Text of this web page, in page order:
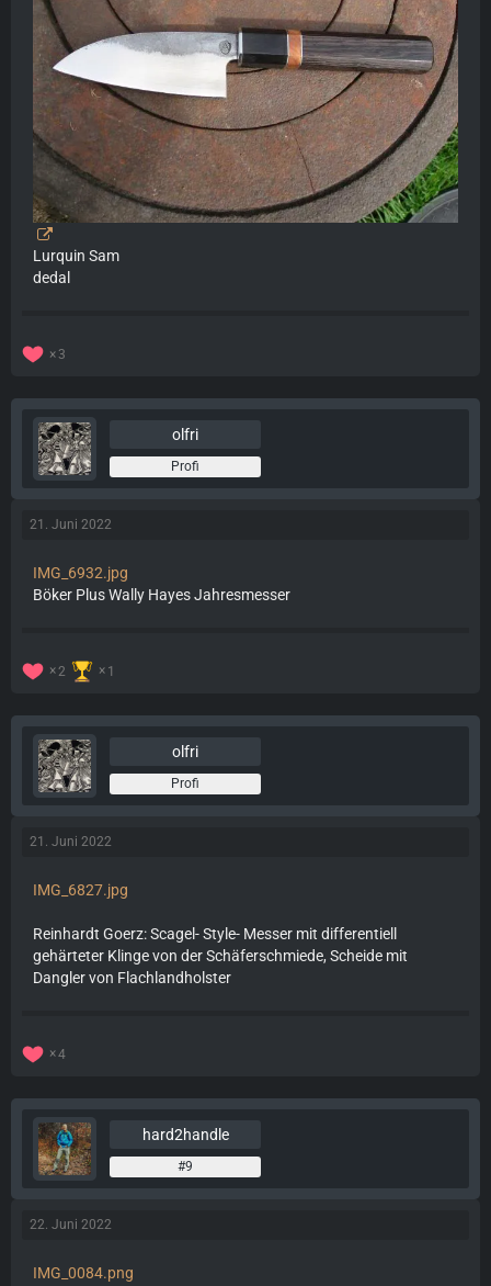
Lurquin Sam
dedal
3
olfri
Profi
21. Juni 2022
IMG_6932.jpg
Böker Plus Wally Hayes Jahresmesser
2 1
olfri
Profi
21. Juni 2022
IMG_6827.jpg
Reinhardt Goerz: Scagel- Style- Messer mit differentiell
gehärteter Klinge von der Schäferschmiede, Scheide mit
Dangler von Flachlandholster
4
hard2handle
#9
22. Juni 2022
IMG_0084.png